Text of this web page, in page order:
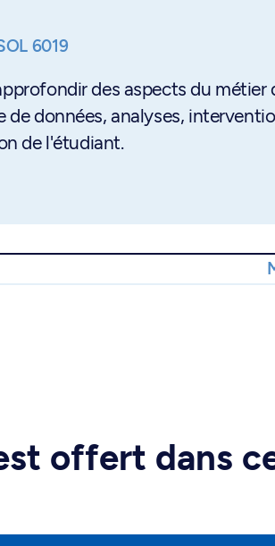
6019
des aspects du
données, analyses,
de l'étudiant.
offert dans